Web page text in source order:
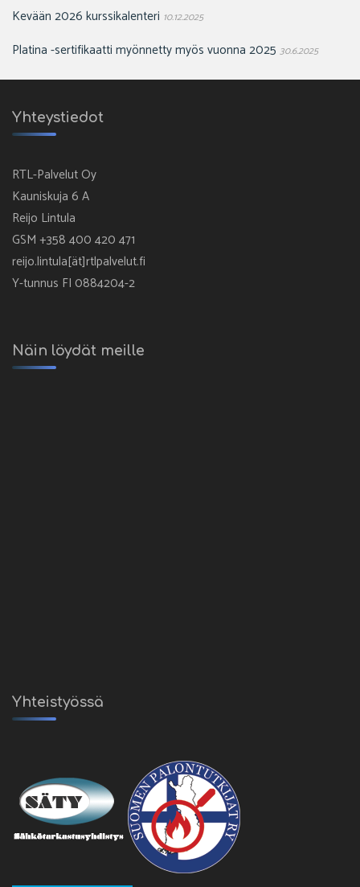
Kevään 2026 kurssikalenteri 10.12.2025
Platina -sertifikaatti myönnetty myös vuonna 2025 30.6.2025
Yhteystiedot
RTL-Palvelut Oy
Kauniskuja 6 A
Reijo Lintula
GSM +358 400 420 471
reijo.lintula[ät]rtlpalvelut.fi
Y-tunnus FI 0884204-2
Näin löydät meille
Yhteistyössä